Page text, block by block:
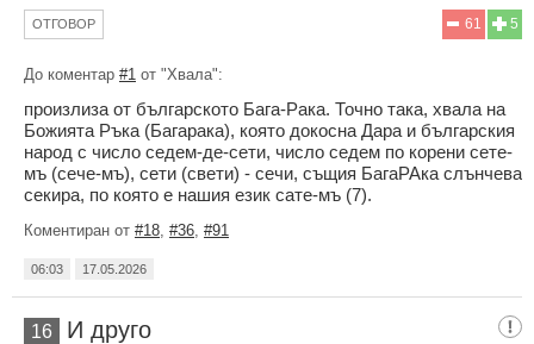
5
61
ОТГОВОР
До коментар #1 от "Хвала":
произлиза от българското Бага-Рака. Точно така, хвала на
Божията Ръка (Багарака), която докосна Дара и българския
народ с число седем-де-сети, число седем по корени сете-
мъ (сече-мъ), сети (свети) - сечи, същия БагаРАка слънчева
секира, по която е нашия език сате-мъ (7).
Коментиран от #18 #36 #91
06:03 17.05.2026
16 И друго